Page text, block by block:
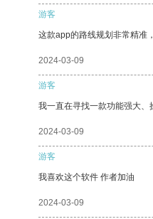
游客
这款app的路线规划非常精准
2024-03-09
游客
我一直在寻找一款功能强大、
2024-03-09
游客
我喜欢这个软件 作者加油
2024-03-09